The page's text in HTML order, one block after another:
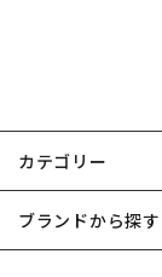
カテゴリー
ブランドから探す